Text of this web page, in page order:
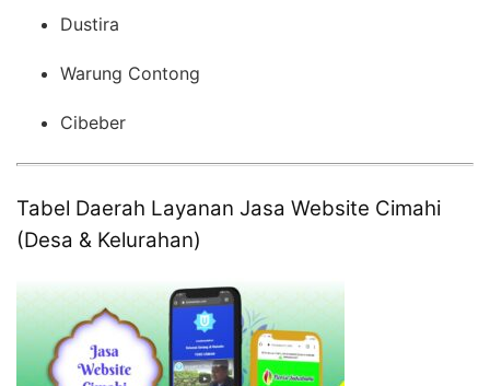
Dustira
Warung Contong
Cibeber
Tabel Daerah Layanan Jasa Website Cimahi
(Desa & Kelurahan)